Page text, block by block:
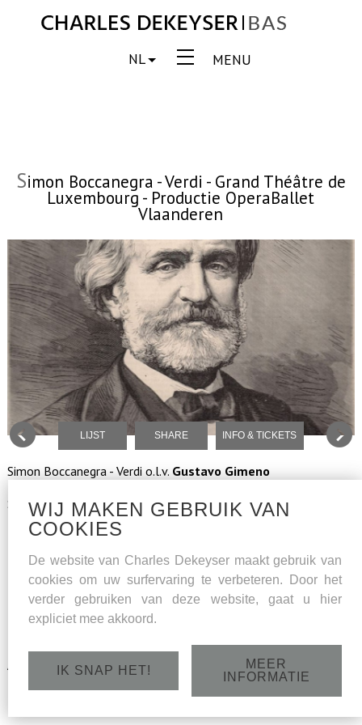
MENU
NL
Simon Boccanegra - Verdi - Grand Théâtre de
Luxembourg - Productie OperaBallet
Vlaanderen
LIJST SHARE INFO & TICKETS
Simon Boccanegra - Verdi o.l.v. Gustavo Gimeno
Solisten :
Nicola AlaimoSimon Boccanegra
Liang LiJacopo Fiesco
Myrtò PapatanasiuMaria Boccanegro
Aris Argiris Paolo Albiani
WIJ MAKEN GEBRUIK VAN
COOKIES
De website van Charles Dekeyser maakt gebruik van
cookies om uw surfervaring te verbeteren. Door het
verder gebruiken van deze website, gaat u hier
expliciet mee akkoord.
IK SNAP HET!
MEER
INFORMATIE